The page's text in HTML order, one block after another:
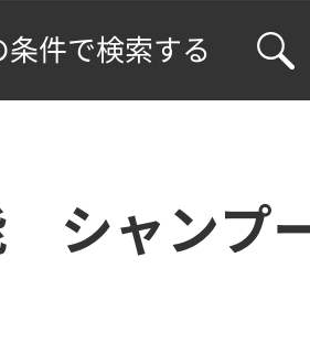
条件で検索する
シャンプ